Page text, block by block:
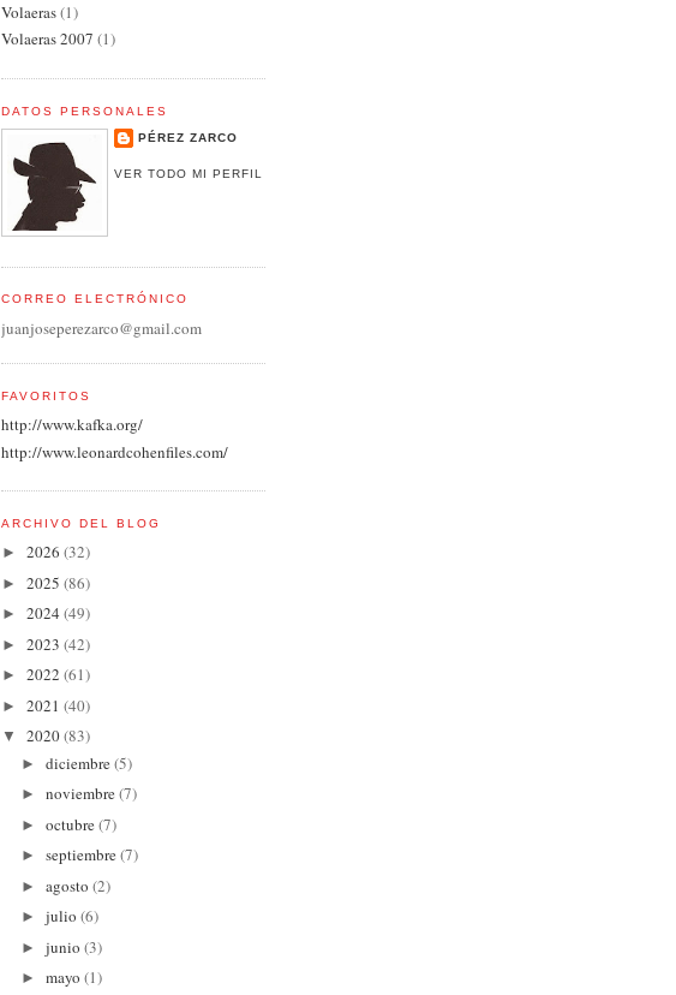
Volaeras(1)
Volaeras 2007 (1)
DATOS PERSONALES
PÉREZ ZARCO
VER TODO MI PERFIL
CORREO ELECTRÓNICO
juanjoseperezarco@gmail.com
FAVORITOS
http://www.kafka.org/
http://www.leonardcohenfiles.com/
ARCHIVO DEL BLOG
► 2026 (32)
► 2025 (86)
► 2024 (49)
► 2023 (42)
► 2022 (61)
► 2021 (40)
▼ 2020(83)
► diciembre(5)
► noviembre(7)
► octubre(7)
► septiembre(7)
► agosto (2)
► julio (6)
► junio (3)
► mayo (1)